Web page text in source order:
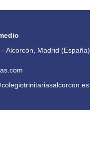
Alcorcón, Madrid (España)